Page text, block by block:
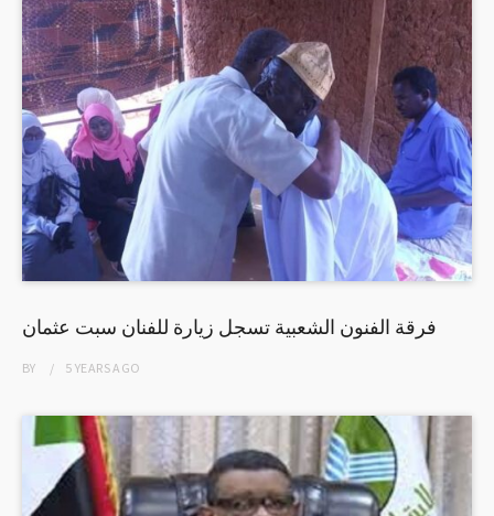
فرقة الفنون الشعبية تسجل زيارة للفنان سبت عثمان
BY 5 YEARSAGO